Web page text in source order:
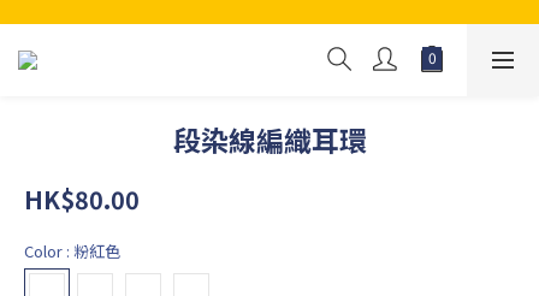
段染線編織耳環
HK$80.00
Color : 粉紅色